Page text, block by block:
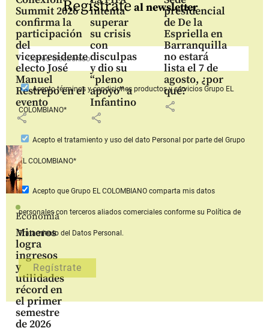
Summit 2026
confirma la
participación
del
vicepresidente
electo José
Manuel
Restrepo en el
evento
share
intenta
superar
su crisis
con
disculpas
y dio su
“pleno
apoyo” a
Infantino
share
presidencial
de De la
Espriella en
Barranquilla
no estará
lista el 7 de
agosto, ¿por
qué?
share
Economía
Mineros
logra
ingresos
y
utilidades
récord en
el primer
semestre
de 2026
Regístrate al newsletter
Aceptotérminos y condiciones productos y serviciosGrupo EL
COLOMBIANO*
Acepto el tratamiento y uso del dato Personal por parte del Grupo
EL COLOMBIANO*
Acepto que Grupo EL COLOMBIANOcomparta mis datos
personales con terceros aliados comerciales conforme su Política de
Tratamiento del Datos Personal.